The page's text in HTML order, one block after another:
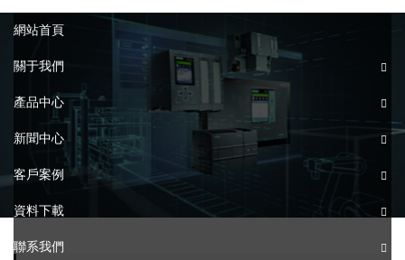
網站首頁
關于我們
產品中心
新聞中心
客戶案例
資料下載
聯系我們